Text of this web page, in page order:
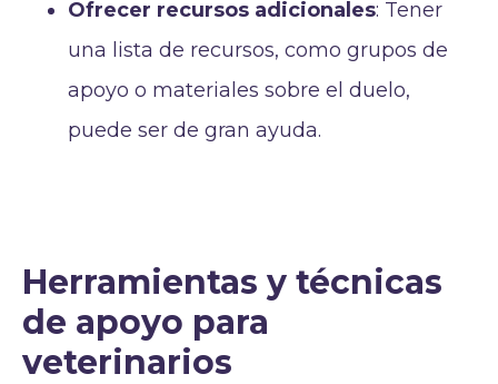
Ofrecer recursos adicionales: Tener
una lista de recursos, como grupos de
apoyo o materiales sobre el duelo,
puede ser de gran ayuda.
Herramientas y técnicas
de apoyo para
veterinarios